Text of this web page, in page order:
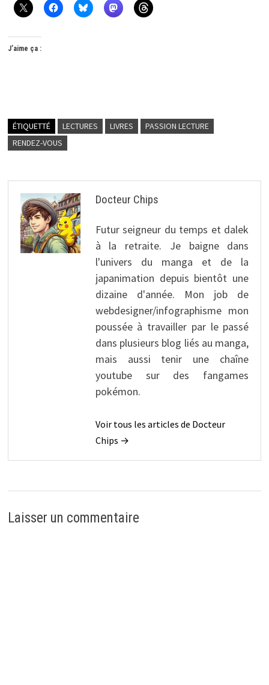
J’aime ça :
ÉTIQUETTÉ LECTURES LIVRES
PASSION LECTURE
RENDEZ-VOUS
Docteur Chips
Futur seigneur du temps et dalek
à la retraite. Je baigne dans
l'univers du manga et de la
japanimation depuis bientôt une
dizaine d'année. Mon job de
webdesigner/infographisme mon
poussée à travailler par le passé
dans plusieurs blog liés au manga,
mais aussi tenir une chaîne
youtube sur des fangames
pokémon.
Voir tous les articles de Docteur
Chips →
Laisser un commentaire